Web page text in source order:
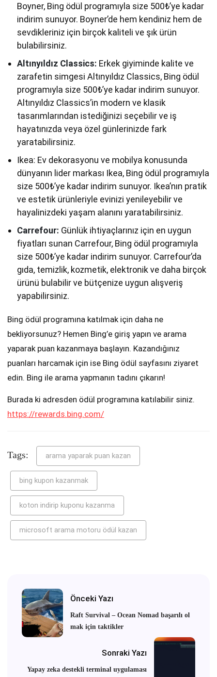
Boyner, Bing ödül programıyla size 500₺’ye kadar
indirim sunuyor. Boyner’de hem kendiniz hem de
sevdikleriniz için birçok kaliteli ve şık ürün
bulabilirsiniz.
Altınyıldız Classics: Erkek giyiminde kalite ve
zarafetin simgesi Altınyıldız Classics, Bing ödül
programıyla size 500₺’ye kadar indirim sunuyor.
Altınyıldız Classics’in modern ve klasik
tasarımlarından istediğinizi seçebilir ve iş
hayatınızda veya özel günlerinizde fark
yaratabilirsiniz.
Ikea: Ev dekorasyonu ve mobilya konusunda
dünyanın lider markası Ikea, Bing ödül programıyla
size 500₺’ye kadar indirim sunuyor. Ikea’nın pratik
ve estetik ürünleriyle evinizi yenileyebilir ve
hayalinizdeki yaşam alanını yaratabilirsiniz.
Carrefour: Günlük ihtiyaçlarınız için en uygun
fiyatları sunan Carrefour, Bing ödül programıyla
size 500₺’ye kadar indirim sunuyor. Carrefour’da
gıda, temizlik, kozmetik, elektronik ve daha birçok
ürünü bulabilir ve bütçenize uygun alışveriş
yapabilirsiniz.
Bing ödül programına katılmak için daha ne
bekliyorsunuz? Hemen Bing’e giriş yapın ve arama
yaparak puan kazanmaya başlayın. Kazandığınız
puanları harcamak için ise Bing ödül sayfasını ziyaret
edin. Bing ile arama yapmanın tadını çıkarın!
Burada ki adresden ödül programına katılabilir siniz.
https://rewards.bing.com/
Tags: arama yaparak puan kazan
bing kupon kazanmak
koton indirip kuponu kazanma
microsoft arama motoru ödül kazan
Önceki Yazı
Raft Survival – Ocean Nomad başarılı ol
mak için taktikler
Sonraki Yazı
Yapay zeka destekli terminal uygulaması